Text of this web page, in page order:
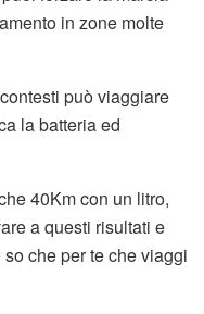
in zone molte
può viaggiare
la batteria ed
40Km con un litro,
a questi risultati e
che per te che viaggi